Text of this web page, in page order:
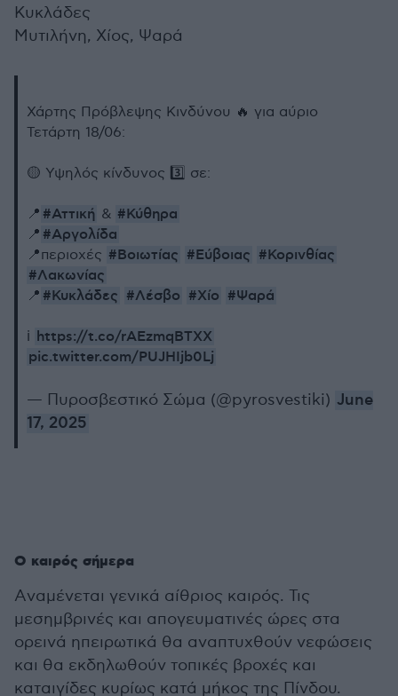
Κυκλάδες
Μυτιλήνη, Χίος, Ψαρά
Χάρτης Πρόβλεψης Κινδύνου 🔥 για αύριο
Τετάρτη 18/06:
🟡 Υψηλός κίνδυνος 3️⃣ σε:
📍 #Αττική & #Κύθηρα
📍 #Αργολίδα
📍περιοχές #Βοιωτίας #Εύβοιας #Κορινθίας
#Λακωνίας
📍 #Κυκλάδες #Λέσβο #Χίο #Ψαρά
ℹ https://t.co/rAEzmqBTXX
pic.twitter.com/PUJHIjb0Lj
— Πυροσβεστικό Σώμα (@pyrosvestiki) June
17, 2025
Ο καιρός σήμερα
Aναμένεται γενικά αίθριος καιρός. Τις
μεσημβρινές και απογευματινές ώρες στα
ορεινά ηπειρωτικά θα αναπτυχθούν νεφώσεις
και θα εκδηλωθούν τοπικές βροχές και
καταιγίδες κυρίως κατά μήκος της Πίνδου.